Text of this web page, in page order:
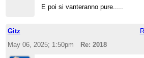
E poi si vanteranno pure.....
Gitz
May 06, 2025; 1:50pm
Re: 2018